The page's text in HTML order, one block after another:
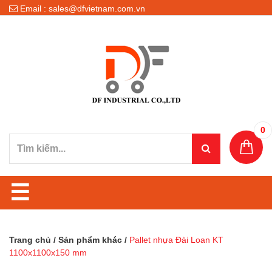
Email : sales@dfvietnam.com.vn
0
☰
Trang chủ / Sản phẩm khác / Pallet nhựa Đài Loan KT
1100x1100x150 mm